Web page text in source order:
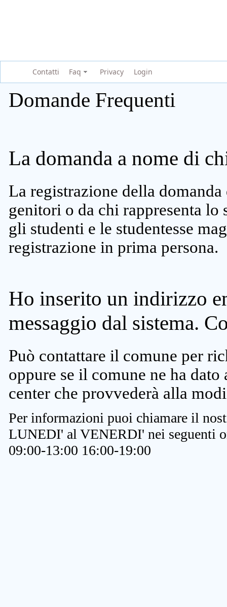
Contatti Faq Privacy Login
Domande Frequenti
La domanda a nome di
La registrazione della
genitori o da chi rappresenta lo
gli studenti e le studentesse
registrazione in prima persona.
Ho inserito un indirizzo
messaggio dal sistema.
Può contattare il comune per
oppure se il comune ne ha
center che provvederà alla
Per informazioni puoi chiamare il
LUNEDI' al VENERDI' nei seguenti
09:00-13:00 16:00-19:00